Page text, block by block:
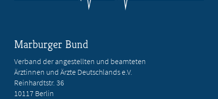
Marburger Bund
Verband der angestellten und beamteten
Ärztinnen und Ärzte Deutschlands e.V.
Reinhardtstr. 36
10117 Berlin